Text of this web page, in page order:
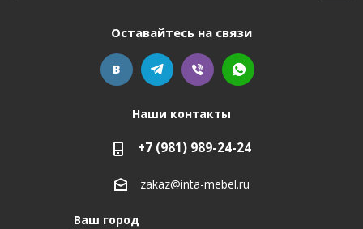
Оставайтесь на связи
Наши контакты
+7 (981) 989-24-24
zakaz@inta-mebel.ru
Ваш город